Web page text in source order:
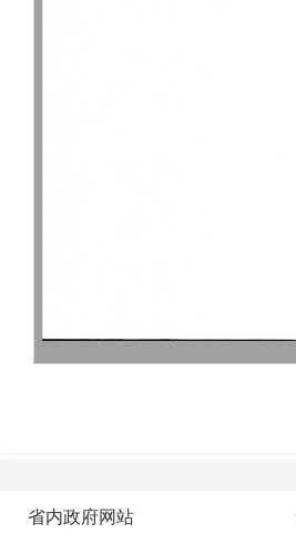
省内政府网站